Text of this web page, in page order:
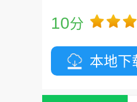
10分
本地下